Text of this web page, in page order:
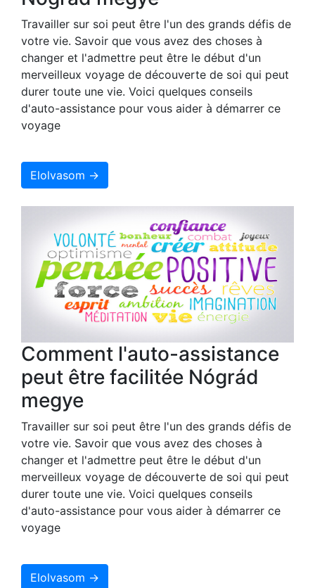
Travailler sur soi peut être l'un des grands défis de
votre vie. Savoir que vous avez des choses à
changer et l'admettre peut être le début d'un
merveilleux voyage de découverte de soi qui peut
durer toute une vie. Voici quelques conseils
d'auto-assistance pour vous aider à démarrer ce
voyage
Elolvasom →
Comment l'auto-assistance
peut être facilitée Nógrád
megye
Travailler sur soi peut être l'un des grands défis de
votre vie. Savoir que vous avez des choses à
changer et l'admettre peut être le début d'un
merveilleux voyage de découverte de soi qui peut
durer toute une vie. Voici quelques conseils
d'auto-assistance pour vous aider à démarrer ce
voyage
Elolvasom →